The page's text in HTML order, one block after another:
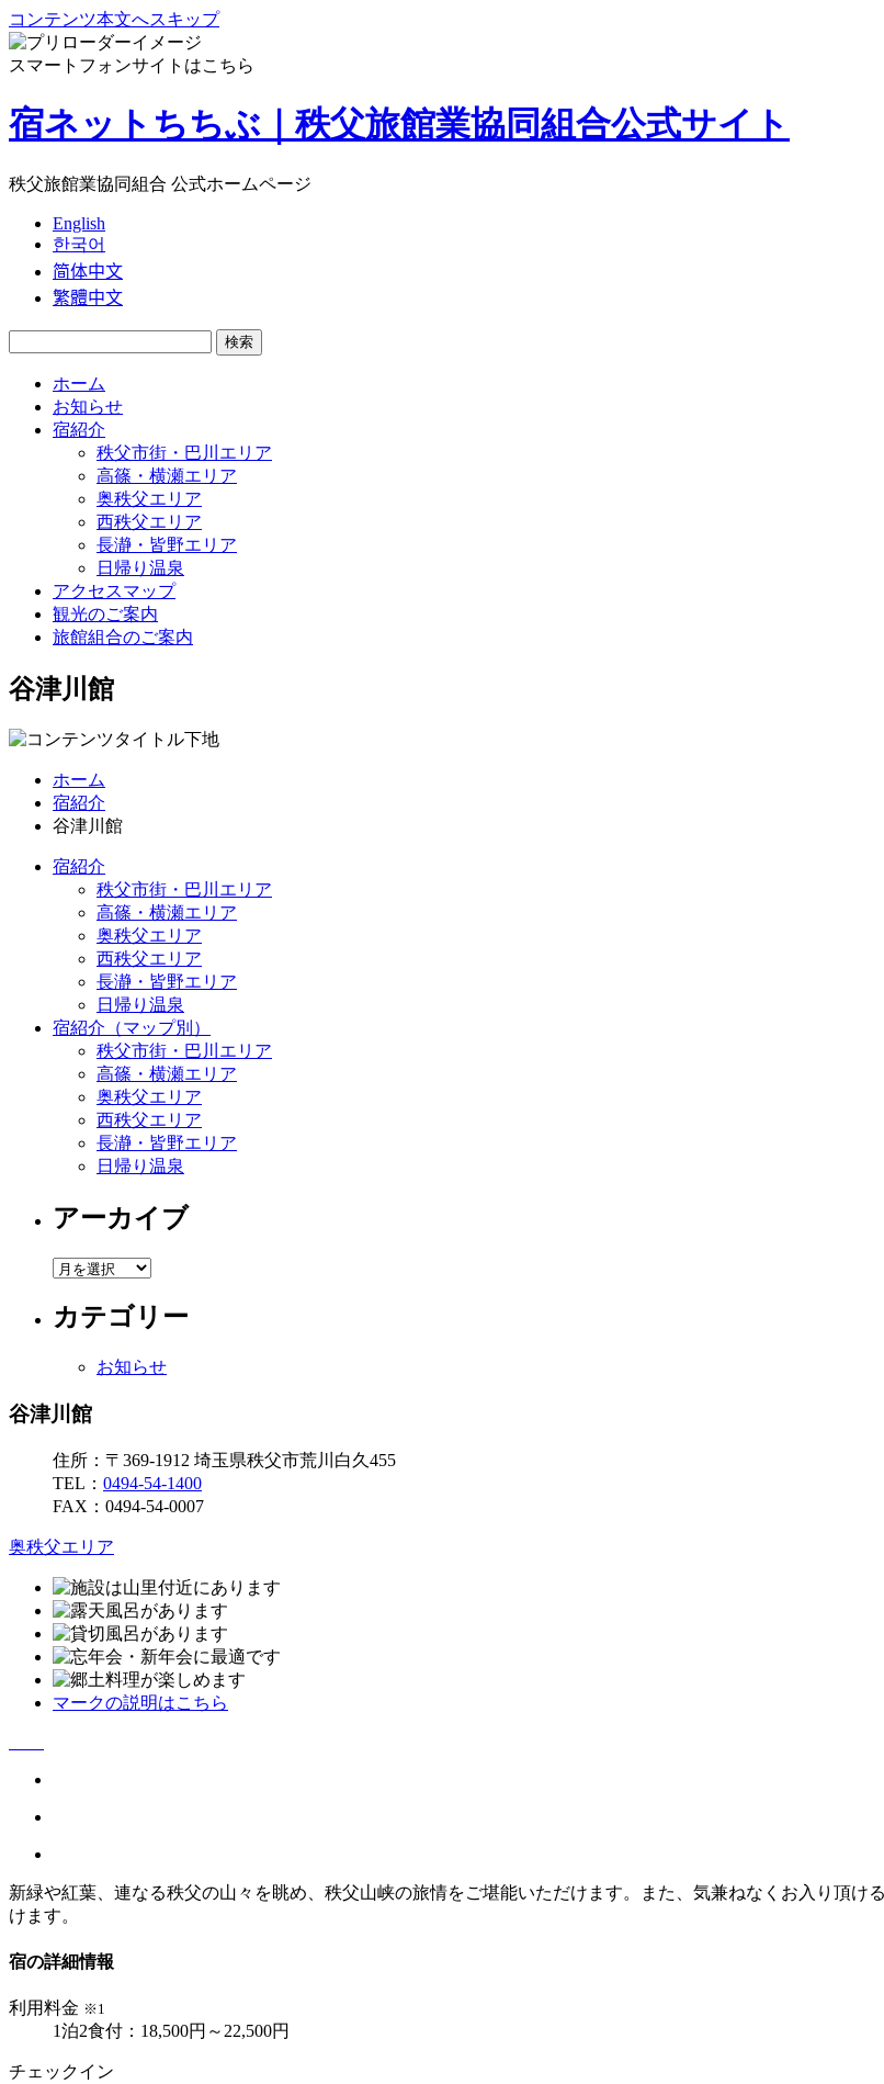
コンテンツ本文へスキップ
スマートフォンサイトはこちら
宿ネットちちぶ｜秩父旅館業協同組合公式サイト
秩父旅館業協同組合 公式ホームページ
English
한국어
简体中文
繁體中文
ホーム
お知らせ
宿紹介
秩父市街・巴川エリア
高篠・横瀬エリア
奥秩父エリア
西秩父エリア
長瀞・皆野エリア
日帰り温泉
アクセスマップ
観光のご案内
旅館組合のご案内
谷津川館
ホーム
宿紹介
谷津川館
宿紹介
秩父市街・巴川エリア
高篠・横瀬エリア
奥秩父エリア
西秩父エリア
長瀞・皆野エリア
日帰り温泉
宿紹介（マップ別）
秩父市街・巴川エリア
高篠・横瀬エリア
奥秩父エリア
西秩父エリア
長瀞・皆野エリア
日帰り温泉
アーカイブ
ア
カ
カテゴリー
お知らせ
谷津川館
住所：〒369-1912 埼玉県秩父市荒川白久455
TEL： 0494-54-1400
FAX：0494-54-0007
奥秩父エリア
マークの説明はこちら
新緑や紅葉、連なる秩父の山々を眺め、秩父山峡の旅情をご堪能いただけます。また、気兼ねなくお入り頂
けます。
宿の詳細情報
利用料金 ※1
1泊2食付：18,500円～22,500円
チェックイン